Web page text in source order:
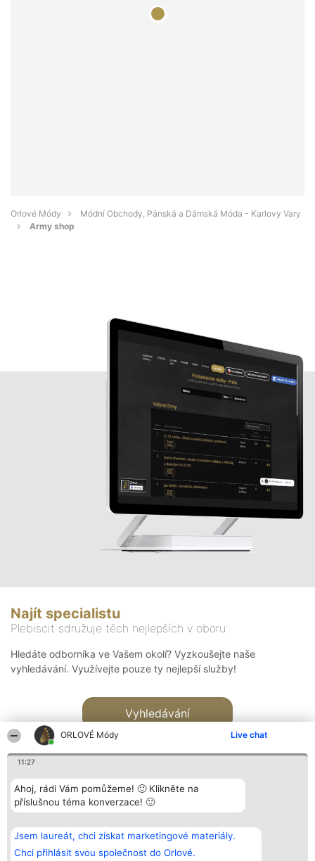
ORLOVÉ Módy Live chat
11:27
Ahoj, rádi Vám pomůžeme! 🙂 Klikněte na
příslušnou téma konverzace! 🙂
Jsem laureát, chci získat marketingové materiály.
Chci přihlásit svou společnost do Orlové.
Orlové Módy
Módní Obchody, Pánská a Dámská Móda - Karlovy Vary
Army shop
Najít specialistu
Plebiscit sdružuje těch nejlepších v oboru
Hledáte odborníka ve Vašem okolí? Vyzkoušejte naše
vyhledávání. Využívejte pouze ty nejlepší služby!
Vyhledávání
Bright Side Solutions sp. z o.
o. sp. k.
ul. Ruska 22
Wrocław 50-079
Vítězové
Seznam všech
laureátů
Zásady
Kontakt